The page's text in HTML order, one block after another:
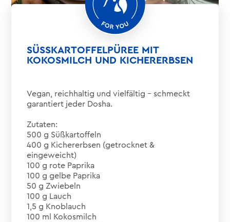
SÜSSKARTOFFELPÜREE MIT
KOKOSMILCH UND KICHERERBSEN
Vegan, reichhaltig und vielfältig – schmeckt
garantiert jeder Dosha.
Zutaten:
500 g Süßkartoffeln
400 g Kichererbsen (getrocknet &
eingeweicht)
100 g rote Paprika
100 g gelbe Paprika
50 g Zwiebeln
100 g Lauch
1,5 g Knoblauch
100 ml Kokosmilch